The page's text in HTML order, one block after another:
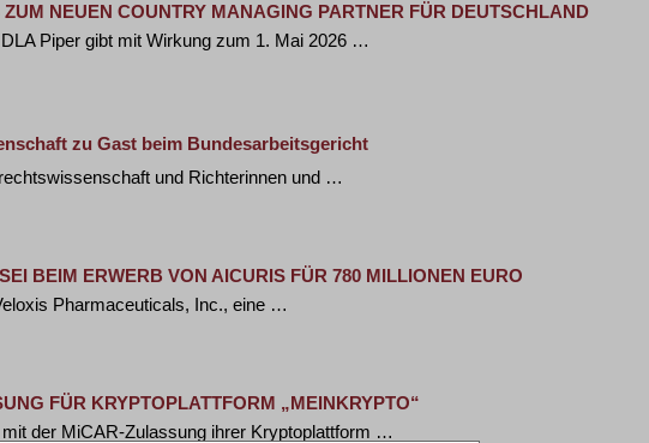
NEUEN COUNTRY MANAGING PARTNER FÜR DEUTSCHLAND
Piper gibt mit Wirkung zum 1. Mai 2026 …
zu Gast beim Bundesarbeitsgericht
und Richterinnen und …
BEIM ERWERB VON AICURIS FÜR 780 MILLIONEN EURO
Pharmaceuticals, Inc., eine …
FÜR KRYPTOPLATTFORM „MEINKRYPTO“
der MiCAR-Zulassung ihrer Kryptoplattform …